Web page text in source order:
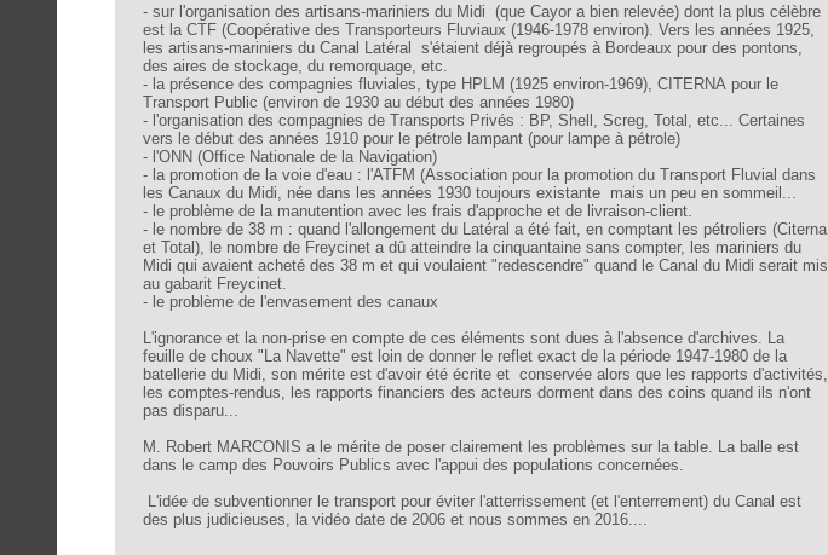
- sur l'organisation des artisans-mariniers du Midi (que Cayor a bien relevée) dont la plus célèbre
est la CTF (Coopérative des Transporteurs Fluviaux (1946-1978 environ). Vers les années 1925,
les artisans-mariniers du Canal Latéral s'étaient déjà regroupés à Bordeaux pour des pontons,
des aires de stockage, du remorquage, etc.
- la présence des compagnies fluviales, type HPLM (1925 environ-1969), CITERNA pour le
Transport Public (environ de 1930 au début des années 1980)
- l'organisation des compagnies de Transports Privés : BP, Shell, Screg, Total, etc... Certaines
vers le début des années 1910 pour le pétrole lampant (pour lampe à pétrole)
- l'ONN (Office Nationale de la Navigation)
- la promotion de la voie d'eau : l'ATFM (Association pour la promotion du Transport Fluvial dans
les Canaux du Midi, née dans les années 1930 toujours existante mais un peu en sommeil...
- le problème de la manutention avec les frais d'approche et de livraison-client.
- le nombre de 38 m : quand l'allongement du Latéral a été fait, en comptant les pétroliers (Citerna
et Total), le nombre de Freycinet a dû atteindre la cinquantaine sans compter, les mariniers du
Midi qui avaient acheté des 38 m et qui voulaient "redescendre" quand le Canal du Midi serait mis
au gabarit Freycinet.
- le problème de l'envasement des canaux
L'ignorance et la non-prise en compte de ces éléments sont dues à l'absence d'archives. La
feuille de choux "La Navette" est loin de donner le reflet exact de la période 1947-1980 de la
batellerie du Midi, son mérite est d'avoir été écrite et conservée alors que les rapports d'activités,
les comptes-rendus, les rapports financiers des acteurs dorment dans des coins quand ils n'ont
pas disparu...
M. Robert MARCONIS a le mérite de poser clairement les problèmes sur la table. La balle est
dans le camp des Pouvoirs Publics avec l'appui des populations concernées.
L'idée de subventionner le transport pour éviter l'atterrissement (et l'enterrement) du Canal est
des plus judicieuses, la vidéo date de 2006 et nous sommes en 2016....